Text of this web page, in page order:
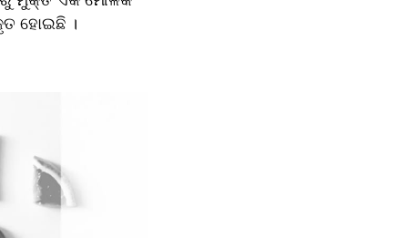
ହୋଇଛି ।